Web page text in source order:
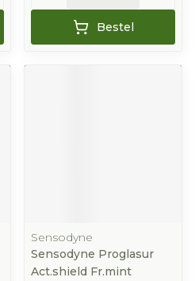
Bestel
Sensodyne
Sensodyne Proglasur
Act.shield Fr.mint